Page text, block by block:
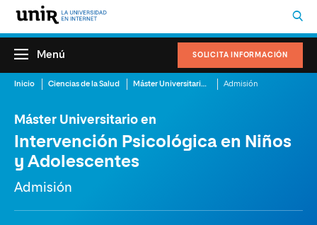
SOLICITA INFORMACIÓN
Menú
Inicio Ciencias de la Salud Máster Universitario en Intervención Psicológica en Niños y Adolescentes Admisión
Máster Universitario en
Intervención Psicológica en Niños
y Adolescentes
Admisión